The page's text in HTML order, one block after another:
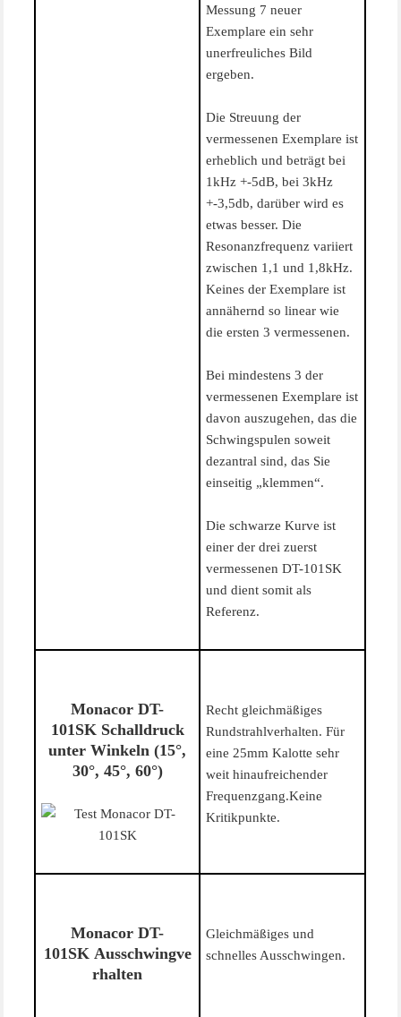
Messung 7 neuer
Exemplare ein sehr
unerfreuliches Bild
ergeben.
Die Streuung der
vermessenen Exemplare ist
erheblich und beträgt bei
1kHz +-5dB, bei 3kHz
+-3,5db, darüber wird es
etwas besser. Die
Resonanzfrequenz variiert
zwischen 1,1 und 1,8kHz.
Keines der Exemplare ist
annähernd so linear wie
die ersten 3 vermessenen.
Bei mindestens 3 der
vermessenen Exemplare ist
davon auszugehen, das die
Schwingspulen soweit
dezantral sind, das Sie
einseitig „klemmen“.
Die schwarze Kurve ist
einer der drei zuerst
vermessenen DT-101SK
und dient somit als
Referenz.
Monacor DT-
101SK Schalldruck
unter Winkeln (15°,
30°, 45°, 60°)
Recht gleichmäßiges
Rundstrahlverhalten. Für
eine 25mm Kalotte sehr
weit hinaufreichender
Frequenzgang.Keine
Kritikpunkte.
Monacor DT-
101SK Ausschwingve
rhalten
Gleichmäßiges und
schnelles Ausschwingen.